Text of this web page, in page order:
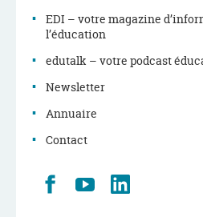
EDI – votre magazine
l’éducation
edutalk – votre podcast
Newsletter
Annuaire
Contact
Retrouvez
nous
Youtube